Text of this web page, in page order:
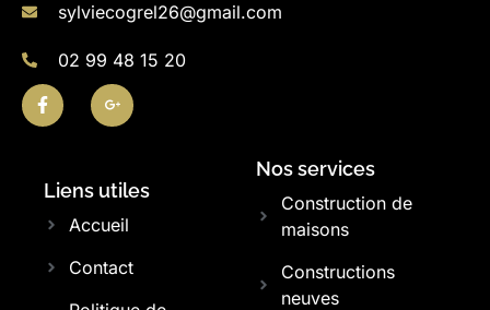
sylviecogrel26@gmail.com
02 99 48 15 20
Liens utiles
Accueil
Contact
Nos services
Construction de
maisons
Constructions
neuves